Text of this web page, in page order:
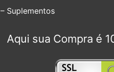
– Suplementos
Aqui sua Compra é